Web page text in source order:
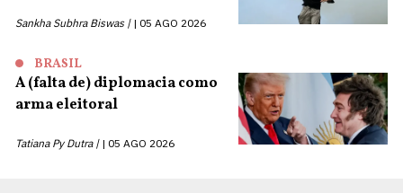
Sankha Subhra Biswas | 05 AGO 2026
BRASIL
A (falta de) diplomacia como
arma eleitoral
Tatiana Py Dutra | 05 AGO 2026